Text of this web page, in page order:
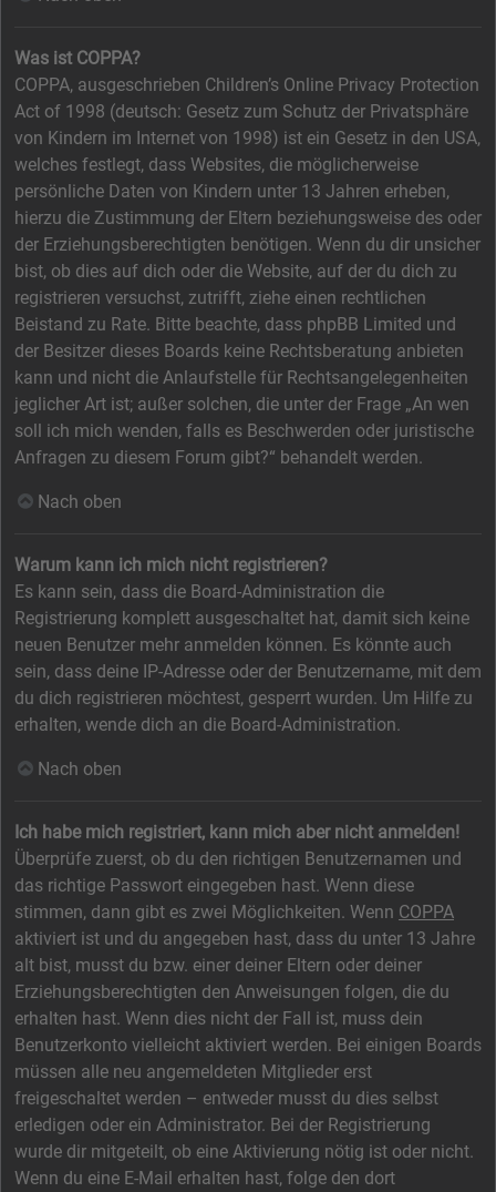
Was ist COPPA?
COPPA, ausgeschrieben Children’s Online Privacy Protection
Act of 1998 (deutsch: Gesetz zum Schutz der Privatsphäre
von Kindern im Internet von 1998) ist ein Gesetz in den USA,
welches festlegt, dass Websites, die möglicherweise
persönliche Daten von Kindern unter 13 Jahren erheben,
hierzu die Zustimmung der Eltern beziehungsweise des oder
der Erziehungsberechtigten benötigen. Wenn du dir unsicher
bist, ob dies auf dich oder die Website, auf der du dich zu
registrieren versuchst, zutrifft, ziehe einen rechtlichen
Beistand zu Rate. Bitte beachte, dass phpBB Limited und
der Besitzer dieses Boards keine Rechtsberatung anbieten
kann und nicht die Anlaufstelle für Rechtsangelegenheiten
jeglicher Art ist; außer solchen, die unter der Frage „An wen
soll ich mich wenden, falls es Beschwerden oder juristische
Anfragen zu diesem Forum gibt?“ behandelt werden.
Nach oben
Warum kann ich mich nicht registrieren?
Es kann sein, dass die Board-Administration die
Registrierung komplett ausgeschaltet hat, damit sich keine
neuen Benutzer mehr anmelden können. Es könnte auch
sein, dass deine IP-Adresse oder der Benutzername, mit dem
du dich registrieren möchtest, gesperrt wurden. Um Hilfe zu
erhalten, wende dich an die Board-Administration.
Nach oben
Ich habe mich registriert, kann mich aber nicht anmelden!
Überprüfe zuerst, ob du den richtigen Benutzernamen und
das richtige Passwort eingegeben hast. Wenn diese
stimmen, dann gibt es zwei Möglichkeiten. Wenn COPPA
aktiviert ist und du angegeben hast, dass du unter 13 Jahre
alt bist, musst du bzw. einer deiner Eltern oder deiner
Erziehungsberechtigten den Anweisungen folgen, die du
erhalten hast. Wenn dies nicht der Fall ist, muss dein
Benutzerkonto vielleicht aktiviert werden. Bei einigen Boards
müssen alle neu angemeldeten Mitglieder erst
freigeschaltet werden – entweder musst du dies selbst
erledigen oder ein Administrator. Bei der Registrierung
wurde dir mitgeteilt, ob eine Aktivierung nötig ist oder nicht.
Wenn du eine E-Mail erhalten hast, folge den dort